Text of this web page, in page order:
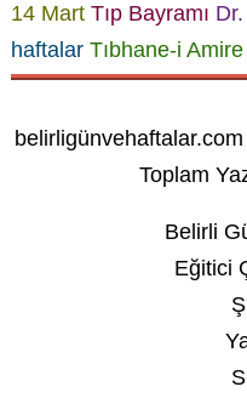
14 Mart Tıp Bayramı
haftalar Tıbhane-i Amire
Toplam
Belirli
Eğitici